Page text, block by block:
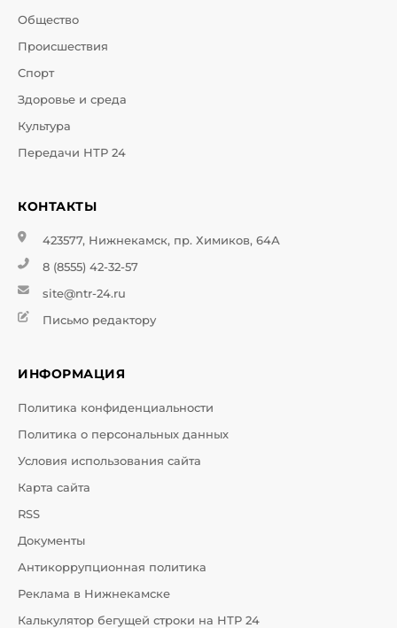
Общество
Происшествия
Спорт
Здоровье и среда
Культура
Передачи НТР 24
КОНТАКТЫ
423577, Нижнекамск, пр. Химиков, 64А
8 (8555) 42-32-57
site@ntr-24.ru
Письмо редактору
ИНФОРМАЦИЯ
Политика конфиденциальности
Политика о персональных данных
Условия использования сайта
Карта сайта
RSS
Документы
Антикоррупционная политика
Реклама в Нижнекамске
Калькулятор бегущей строки на НТР 24